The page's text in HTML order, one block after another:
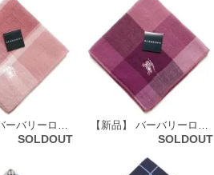
【新品】 バーバリーロンドン BURBERRY LONDON ガーゼ タオルハンカチ 65797
SOLDOUT
【新品】 バーバリーロンドン BURBERRY LONDON ガーゼ タオルハンカチ 65798
SOLDOUT